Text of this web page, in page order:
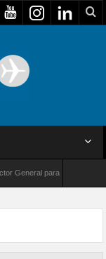
para América Latina